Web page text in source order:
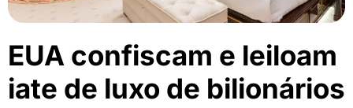
EUA confiscam e leiloam
iate de luxo de bilionários